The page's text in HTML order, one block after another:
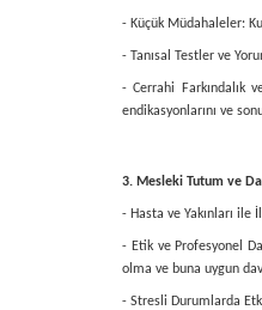
- Küçük Müdahaleler:
- Tanısal Testler ve
- Cerrahi Farkındalık
endikasyonlarını ve
3. Mesleki Tutum ve
- Hasta ve Yakınları
- Etik ve Profesyonel
olma ve buna uygun
- Stresli Durumlarda